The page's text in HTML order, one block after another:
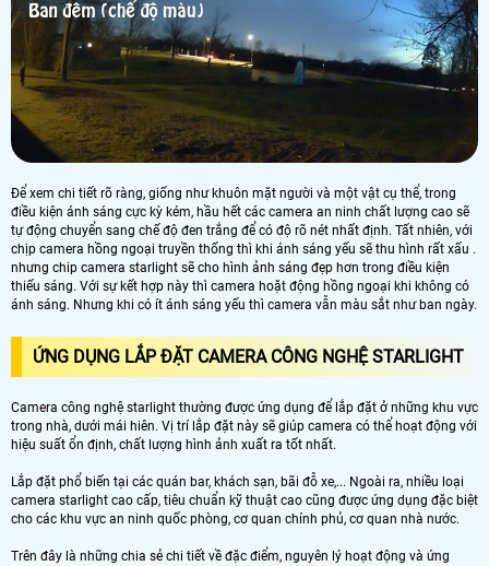
Để xem chi tiết rõ ràng, giống như khuôn mặt người và một vật cụ thể, trong
điều kiện ánh sáng cực kỳ kém, hầu hết các camera an ninh chất lượng cao sẽ
tự động chuyển sang chế độ đen trắng để có độ rõ nét nhất định. Tất nhiên, với
chịp camera hồng ngoại truyền thống thì khi ánh sáng yếu sẽ thu hình rất xấu .
nhưng chip camera starlight sẽ cho hình ảnh sáng đẹp hơn trong điều kiện
thiếu sáng. Với sự kết hợp này thì camera hoặt động hồng ngoại khi không có
ánh sáng. Nhưng khi có ít ánh sáng yếu thì camera vẫn màu sắt như ban ngày.
ỨNG DỤNG LẮP ĐẶT CAMERA CÔNG NGHỆ STARLIGHT
Camera công nghệ starlight thường được ứng dụng để lắp đặt ở những khu vực
trong nhà, dưới mái hiên. Vị trí lắp đặt này sẽ giúp camera có thể hoạt động với
hiệu suất ổn định, chất lượng hình ảnh xuất ra tốt nhất.
Lắp đặt phổ biến tại các quán bar, khách sạn, bãi đỗ xe,... Ngoài ra, nhiều loại
camera starlight cao cấp, tiêu chuẩn kỹ thuật cao cũng được ứng dụng đặc biệt
cho các khu vực an ninh quốc phòng, cơ quan chính phủ, cơ quan nhà nước.
Trên đây là những chia sẻ chi tiết về đặc điểm, nguyên lý hoạt động và ứng